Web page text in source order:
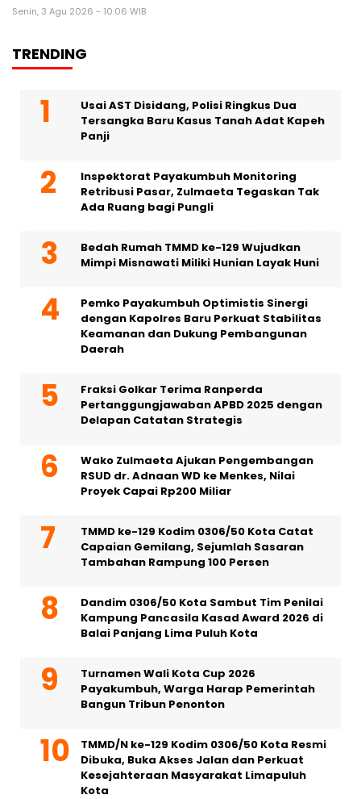
Senin, 3 Agu 2026 - 10:06 WIB
TRENDING
Usai AST Disidang, Polisi Ringkus Dua
Tersangka Baru Kasus Tanah Adat Kapeh
Panji
Inspektorat Payakumbuh Monitoring
Retribusi Pasar, Zulmaeta Tegaskan Tak
Ada Ruang bagi Pungli
Bedah Rumah TMMD ke-129 Wujudkan
Mimpi Misnawati Miliki Hunian Layak Huni
Pemko Payakumbuh Optimistis Sinergi
dengan Kapolres Baru Perkuat Stabilitas
Keamanan dan Dukung Pembangunan
Daerah
Fraksi Golkar Terima Ranperda
Pertanggungjawaban APBD 2025 dengan
Delapan Catatan Strategis
Wako Zulmaeta Ajukan Pengembangan
RSUD dr. Adnaan WD ke Menkes, Nilai
Proyek Capai Rp200 Miliar
TMMD ke-129 Kodim 0306/50 Kota Catat
Capaian Gemilang, Sejumlah Sasaran
Tambahan Rampung 100 Persen
Dandim 0306/50 Kota Sambut Tim Penilai
Kampung Pancasila Kasad Award 2026 di
Balai Panjang Lima Puluh Kota
Turnamen Wali Kota Cup 2026
Payakumbuh, Warga Harap Pemerintah
Bangun Tribun Penonton
TMMD/N ke-129 Kodim 0306/50 Kota Resmi
Dibuka, Buka Akses Jalan dan Perkuat
Kesejahteraan Masyarakat Limapuluh
Kota